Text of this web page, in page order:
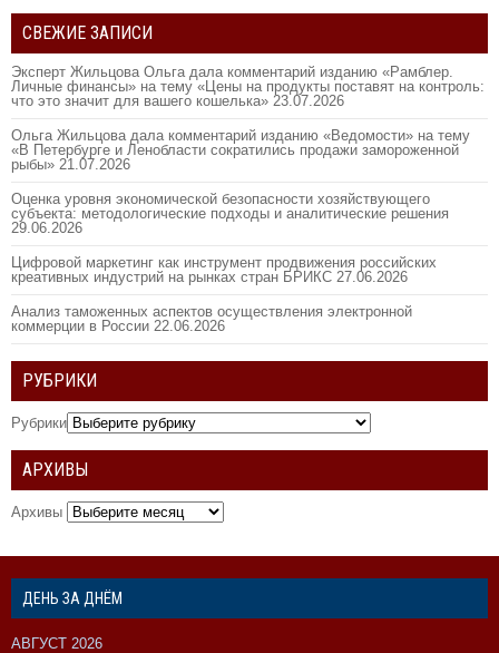
СВЕЖИЕ ЗАПИСИ
Эксперт Жильцова Ольга дала комментарий изданию «Рамблер.
Личные финансы» на тему «Цены на продукты поставят на контроль:
что это значит для вашего кошелька» 23.07.2026
Ольга Жильцова дала комментарий изданию «Ведомости» на тему
«В Петербурге и Ленобласти сократились продажи замороженной
рыбы» 21.07.2026
Оценка уровня экономической безопасности хозяйствующего
субъекта: методологические подходы и аналитические решения
29.06.2026
Цифровой маркетинг как инструмент продвижения российских
креативных индустрий на рынках стран БРИКС 27.06.2026
Анализ таможенных аспектов осуществления электронной
коммерции в России 22.06.2026
РУБРИКИ
Рубрики
АРХИВЫ
Архивы
ДЕНЬ ЗА ДНЁМ
АВГУСТ 2026